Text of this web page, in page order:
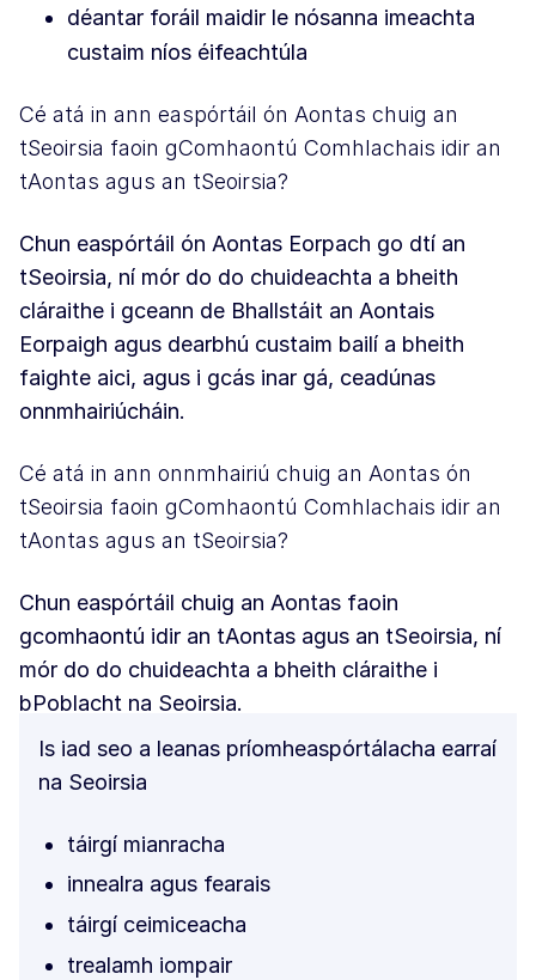
déantar foráil maidir le nósanna imeachta
custaim níos éifeachtúla
Cé atá in ann easpórtáil ón Aontas chuig an
tSeoirsia faoin gComhaontú Comhlachais idir an
tAontas agus an tSeoirsia?
Chun easpórtáil ón Aontas Eorpach go dtí an
tSeoirsia, ní mór do do chuideachta a bheith
cláraithe i gceann de Bhallstáit an Aontais
Eorpaigh agus dearbhú custaim bailí a bheith
faighte aici, agus i gcás inar gá, ceadúnas
onnmhairiúcháin.
Cé atá in ann onnmhairiú chuig an Aontas ón
tSeoirsia faoin gComhaontú Comhlachais idir an
tAontas agus an tSeoirsia?
Chun easpórtáil chuig an Aontas faoin
gcomhaontú idir an tAontas agus an tSeoirsia, ní
mór do do chuideachta a bheith cláraithe i
bPoblacht na Seoirsia.
Is iad seo a leanas príomheaspórtálacha earraí
na Seoirsia
táirgí mianracha
innealra agus fearais
táirgí ceimiceacha
trealamh iompair